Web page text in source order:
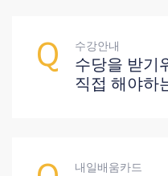
수강안내
수당을 받기
직접 해야하
내일배움카드